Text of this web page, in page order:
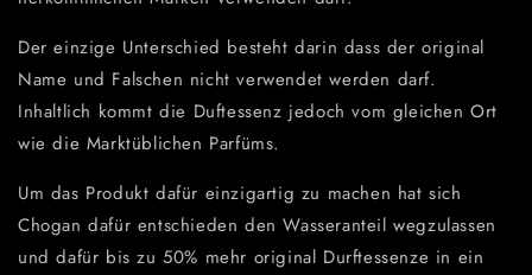
Der einzige Unterschied besteht darin dass der original
Name und Falschen nicht verwendet werden darf.
Inhaltlich kommt die Duftessenz jedoch vom gleichen Ort
wie die Marktüblichen Parfüms.
Um das Produkt dafür einzigartig zu machen hat sich
Chogan dafür entschieden den Wasseranteil wegzulassen
und dafür bis zu 50% mehr original Durftessenze in ein